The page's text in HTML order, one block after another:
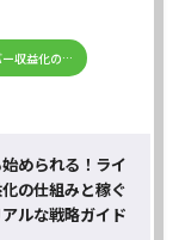
ー収益化の…
められる！ライ
の仕組みと稼ぐ
ルな戦略ガイド